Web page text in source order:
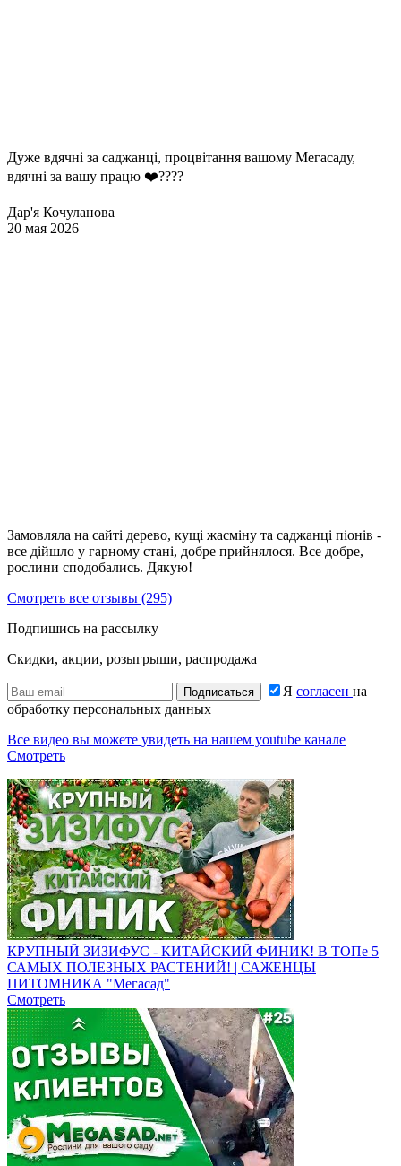
Дуже вдячні за саджанці, процвітання вашому Мегасаду,
вдячні за вашу працю ❤️????
Дар'я Кочуланова
20 мая 2026
Замовляла на сайті дерево, кущі жасміну та саджанці піонів -
все дійшло у гарному стані, добре прийнялося. Все добре,
рослини сподобались. Дякую!
Смотреть все отзывы (295)
Подпишись на рассылку
Скидки, акции, розыгрыши, распродажа
Подписаться Я согласен на
обработку персональных данных
Все видео вы можете увидеть на нашем youtube канале
Смотреть
КРУПНЫЙ ЗИЗИФУС - КИТАЙСКИЙ ФИНИК! В ТОПе 5
САМЫХ ПОЛЕЗНЫХ РАСТЕНИЙ! | САЖЕНЦЫ
ПИТОМНИКА "Мегасад"
Смотреть